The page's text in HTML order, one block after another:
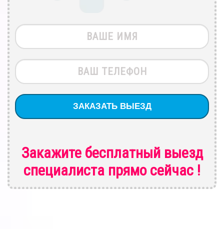
Закажите бесплатный выезд
специалиста прямо сейчас !